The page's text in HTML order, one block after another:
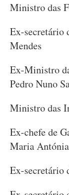
Ministro das
Ex-secretário
Mendes
Ex-Ministro
Pedro Nuno
Ministro das
Ex-chefe de
Maria
Ex-secretário